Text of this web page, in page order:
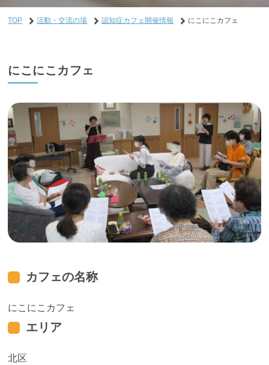
TOP 活動・交流の場 認知症カフェ開催情報 にこにこカフェ
にこにこカフェ
カフェの名称
にこにこカフェ
エリア
北区